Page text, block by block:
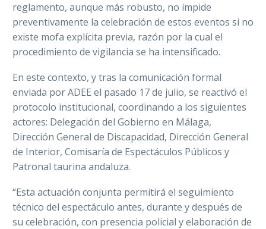
reglamento, aunque más robusto, no impide
preventivamente la celebración de estos eventos si no
existe mofa explícita previa, razón por la cual el
procedimiento de vigilancia se ha intensificado.
En este contexto, y tras la comunicación formal
enviada por ADEE el pasado 17 de julio, se reactivó el
protocolo institucional, coordinando a los siguientes
actores: Delegación del Gobierno en Málaga,
Dirección General de Discapacidad, Dirección General
de Interior, Comisaría de Espectáculos Públicos y
Patronal taurina andaluza.
“Esta actuación conjunta permitirá el seguimiento
técnico del espectáculo antes, durante y después de
su celebración, con presencia policial y elaboración de